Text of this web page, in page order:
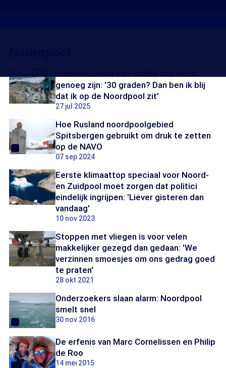
genoeg zijn: '30 graden? Dan ben ik blij
dat ik op de Noordpool zit'
27 jul 2025
Hoe Rusland noordpoolgebied
Spitsbergen gebruikt om druk te zetten
op de NAVO
07 sep 2024
Eerste klimaattop speciaal voor Noord-
en Zuidpool moet zorgen dat politici
eindelijk ingrijpen: 'Liever gisteren dan
vandaag'
10 nov 2023
Stoppen met vliegen is voor velen
makkelijker gezegd dan gedaan: 'We
verzinnen smoesjes om ons gedrag goed
te praten'
28 okt 2021
Onderzoekers slaan alarm: Noordpool
smelt snel
30 nov 2016
De erfenis van Marc Cornelissen en Philip
de Roo
14 mei 2015